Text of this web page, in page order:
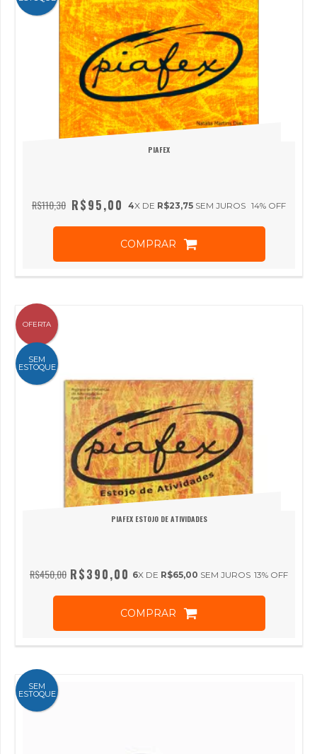
PIAFEX
R$110,30 14% OFF
R$95,00 4X DE R$23,75 SEM JUROS
COMPRAR
OFERTA
SEM
ESTOQUE
PIAFEX ESTOJO DE ATIVIDADES
R$450,00 13% OFF
R$390,00 6X DE R$65,00 SEM JUROS
COMPRAR
SEM
ESTOQUE